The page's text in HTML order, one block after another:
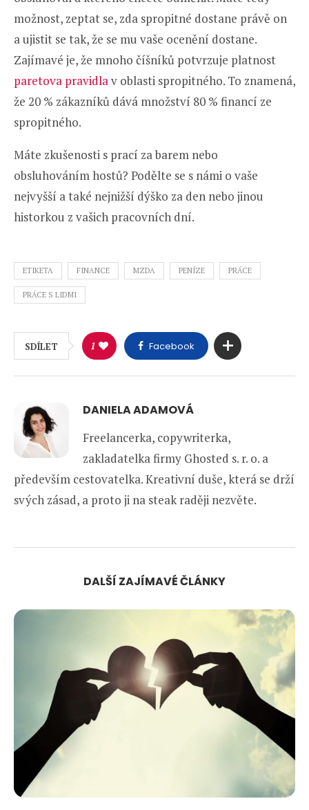
možnost, zeptat se, zda spropitné dostane právě on
a ujistit se tak, že se mu vaše ocenění dostane.
Zajímavé je, že mnoho číšníků potvrzuje platnost
paretova pravidlav oblasti spropitného. To znamená,
že 20 % zákazníků dává množství 80 % financí ze
spropitného.
Máte zkušenosti s prací za barem nebo
obsluhováním hostů? Podělte se s námi o vaše
nejvyšší a také nejnižší dýško za den nebo jinou
historkou z vašich pracovních dní.
ETIKETA FINANCE MZDA PENÍZE PRÁCE
PRÁCE S LIDMI
SDÍLET 1 Facebook
DANIELA ADAMOVÁ
Freelancerka, copywriterka,
zakladatelka firmy Ghosted s. r. o. a
především cestovatelka. Kreativní duše, která se drží
svých zásad, a proto ji na steak raději nezvěte.
DALŠÍ ZAJÍMAVÉ ČLÁNKY